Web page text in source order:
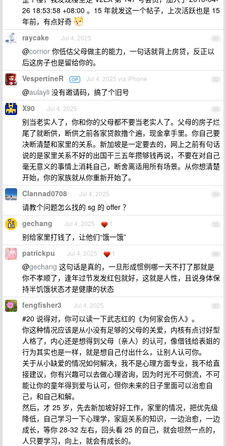
26 18:53:58 +08:00 。15 年就发这一个帖子，上次活跃也是 15
年前，有点好奇
51
raycake Jul 4, 2025
@cornor 你低估父母做主的能力，一句话就背上房贷，反正以
后这房子也是留给你的。
52
VespertineR OP Jul 4, 2025 via iPhone
@aulayli 没有邀请码，搞了个旧号
53
X90 Jul 4, 2025
别当老实人了，你和你的父母都不要当老实人了。父母的房子烂
尾了就断供，断供之前各家贷款撸个遍，现金拿手里。你自己要
决断清楚和家里的关系。新加坡是一定要去的，网上之前有句话
说的是家里关系不好的出国干三五年攒够钱再说，不要在对自己
毫无意义的事情上消耗自己，断舍离适用所有场景。从你想清楚
开始，你的家族就从你重新开始了。
54
Clannad0708 Jul 4, 2025
请教个问题怎么找的 sg 的 offer ？
55
gechang Jul 4, 2025 1
别给家里打钱了，让他们“饿一饿”
56
patrickpu Jul 4, 2025 1
@gechang 这句话是真的，一旦形成惯例哪一天不打了那就是
你不孝顺了，逢年过节发发红包就好，这就是人性，且说身体保
持半饥饿状态才是健康的状态
57
fengfisher3 Jul 4, 2025
#20 说得对，你可以读一下武志红的《为何家会伤人》。
你这种情况应该是从小没有足够的父母的关爱，内核有点讨好型
人格了，内心还是想得到父母（亲人）的认可，像借钱给表姐的
行为其实也是一样，就是想自己付出什么，让别人认可你。
关于从小缺爱的情况如何解决，我不是心理方面专业，我不给直
接建议，你有兴趣可以去做心理咨询，因为时光不可倒流，不可
能让你的童年得到爱与认可，但你未来的日子里面可以治愈自
己，和自己和解。
然后，才 25 岁，先去新加坡好好工作，家里的情况，把优先级
降低，自己学习一下心理学，家庭关系的知识，一边治愈，一边
成长，等你 28-32 左右，回头看 25 的自己，就会坦然一点的，
人只要学习，向上，就会有成长的。